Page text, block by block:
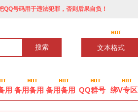
号码用于违法犯罪，否则后果自负！
搜索 文本格式
用 备用备用 备用备用 QQ群号 绑V专区